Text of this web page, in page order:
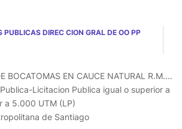
PUBLICAS DIREC CION GRAL DE OO PP
BOCATOMAS EN CAUCE NATURAL R.M....
Publica-Licitacion Publica igual o superior a
a 5.000 UTM (LP)
de Santiago